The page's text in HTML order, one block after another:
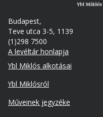
Budapest,
Teve utca 3-5, 1139
(1)298 7500
A levéltár honlapja
Footer
Ybl Miklós alkotásai
Ybl Miklósról
Műveinek jegyzéke